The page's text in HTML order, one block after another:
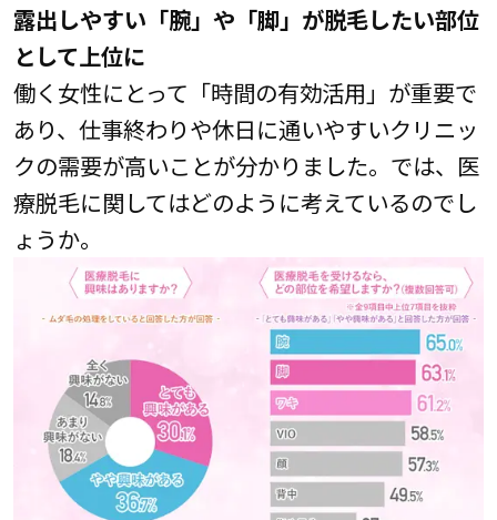
露出しやすい「腕」や「脚」が脱毛したい部位
として上位に
働く女性にとって「時間の有効活用」が重要で
あり、仕事終わりや休日に通いやすいクリニッ
クの需要が高いことが分かりました。では、医
療脱毛に関してはどのように考えているのでし
ょうか。